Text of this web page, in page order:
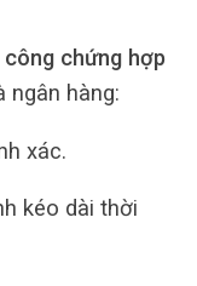
chứng hợp
ngân hàng:
xác.
kéo dài thời